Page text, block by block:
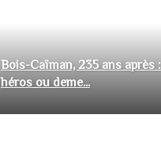
Bois-Caïman, 235 ans après
héros ou deme...